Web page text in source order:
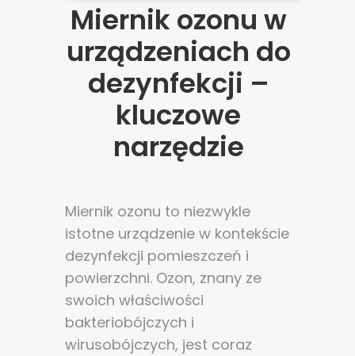
Miernik ozonu w
urządzeniach do
dezynfekcji –
kluczowe
narzędzie
Miernik ozonu to niezwykle
istotne urządzenie w kontekście
dezynfekcji pomieszczeń i
powierzchni. Ozon, znany ze
swoich właściwości
bakteriobójczych i
wirusobójczych, jest coraz